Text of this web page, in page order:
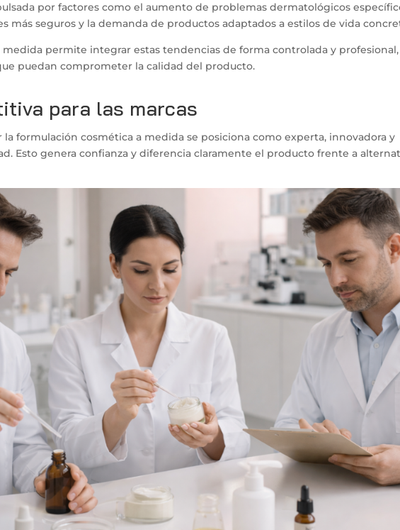
por factores como el aumento de problemas dermatológicos
más seguros y la demanda de productos adaptados a estilos de vida
medida permite integrar estas tendencias de forma controlada y profesional,
puedan comprometer la calidad del producto.
para las marcas
la formulación cosmética a medida se posiciona como experta, innovadora y
Esto genera confianza y diferencia claramente el producto frente a